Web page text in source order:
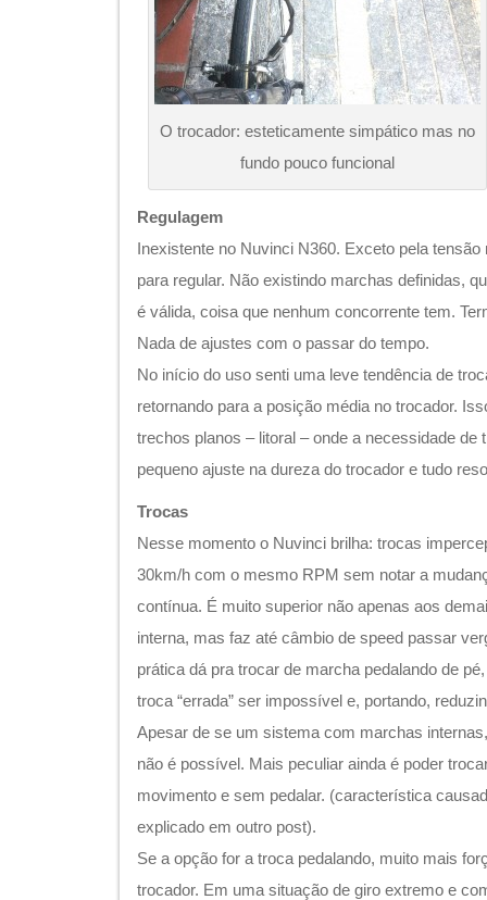
O trocador: esteticamente simpático mas no
fundo pouco funcional
Regulagem
Inexistente no Nuvinci N360. Exceto pela
para regular. Não existindo marchas definidas,
é válida, coisa que nenhum concorrente tem.
Nada de ajustes com o passar do tempo.
No início do uso senti uma leve tendência de
retornando para a posição média no trocador.
trechos planos – litoral – onde a necessidade de
pequeno ajuste na dureza do trocador e tudo
Trocas
Nesse momento o Nuvinci brilha: trocas
30km/h com o mesmo RPM sem notar a
contínua. É muito superior não apenas aos
interna, mas faz até câmbio de speed passar
prática dá pra trocar de marcha pedalando de
troca “errada” ser impossível e, portando,
Apesar de se um sistema com marchas
não é possível. Mais peculiar ainda é poder
movimento e sem pedalar. (característica
explicado em outro post).
Se a opção for a troca pedalando, muito mais
trocador. Em uma situação de giro extremo e